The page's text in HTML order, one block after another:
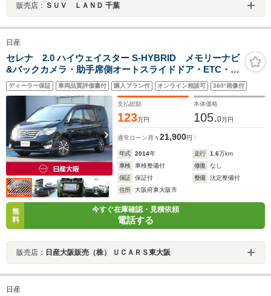
販売店： ＳＵＶ ＬＡＮＤ 千葉
日産
セレナ 2.0 ハイウェイスター S-HYBRID メモリーナビ
&バックカメラ・助手席側オートスライドドア・ETC・デ
ュアルエアコン
ディーラー保証 車両品質評価書付 購入プラン付 オンライン相談可 360°画像付
支払総額
123万円
本体価格
105.0万円
通常ローン 月々21,900円
年式 2014年 走行 1.6万km
車検
車検整備付 修復
なし
保証
保証付 整備
法定整備付
住所
大阪府東大阪市
無
料
今すぐ在庫確認・見積依頼
電話する
販売店： 日産大阪販売（株） ＵＣＡＲＳ東大阪
日産